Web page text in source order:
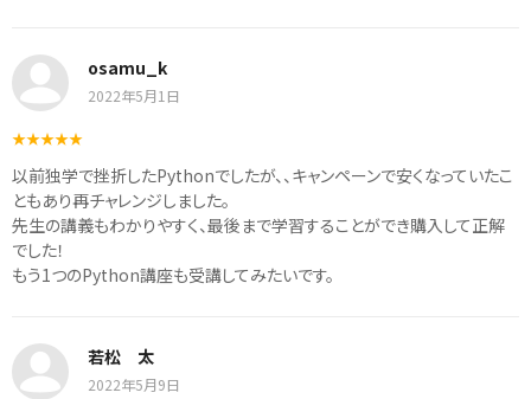
osamu_k
2022年5月1日
以前独学で挫折したPythonでしたが、、キャンペーンで安くなっていたこ
ともあり再チャレンジしました。
先生の講義もわかりやすく、最後まで学習することができ購入して正解
でした！
もう1つのPython講座も受講してみたいです。
若松 太
2022年5月9日